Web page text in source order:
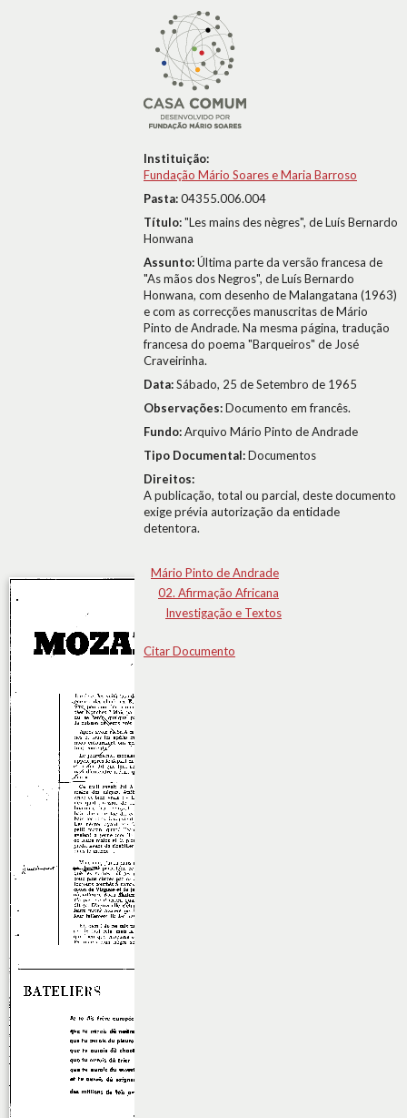
Instituição:
Fundação Mário Soares e Maria Barroso
Pasta:04355.006.004
Título:"Les mains des nègres", de Luís Bernardo
Honwana
Assunto:Última parte da versão francesa de
"As mãos dos Negros", de Luís Bernardo
Honwana, com desenho de Malangatana (1963)
e com as correcções manuscritas de Mário
Pinto de Andrade. Na mesma página, tradução
francesa do poema "Barqueiros" de José
Craveirinha.
Data:Sábado, 25 de Setembro de 1965
Observações:Documento em francês.
Fundo:Arquivo Mário Pinto de Andrade
Tipo Documental:Documentos
Direitos:
A publicação, total ou parcial, deste documento
exige prévia autorização da entidade
detentora.
Mário Pinto de Andrade
02. Afirmação Africana
Investigação e Textos
Citar Documento